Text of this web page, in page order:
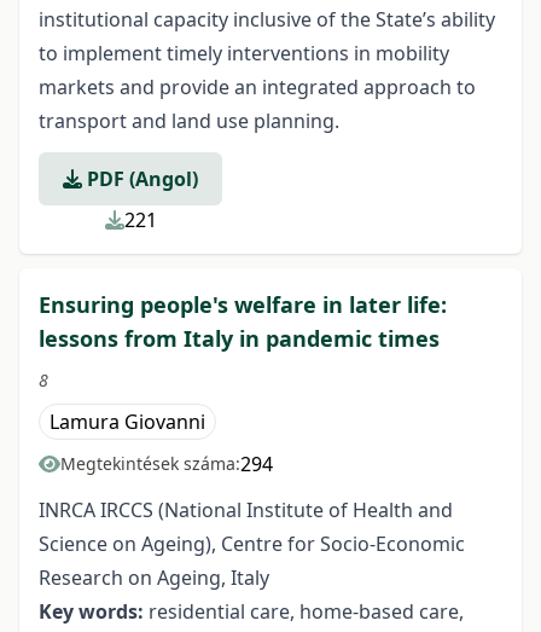
institutional capacity inclusive of the State’s ability
to implement timely interventions in mobility
markets and provide an integrated approach to
transport and land use planning.
PDF (Angol)
221
Ensuring people's welfare in later life:
lessons from Italy in pandemic times
8
Lamura Giovanni
Megtekintések száma:294
INRCA IRCCS (National Institute of Health and
Science on Ageing), Centre for Socio-Economic
Research on Ageing, Italy
Key words: residential care, home-based care,